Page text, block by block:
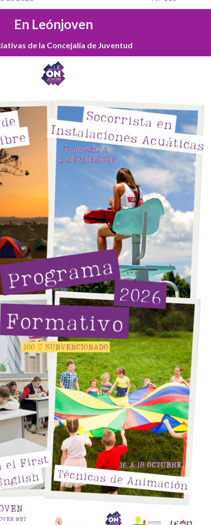
En Leónjoven
de la Concejalía de Juventud